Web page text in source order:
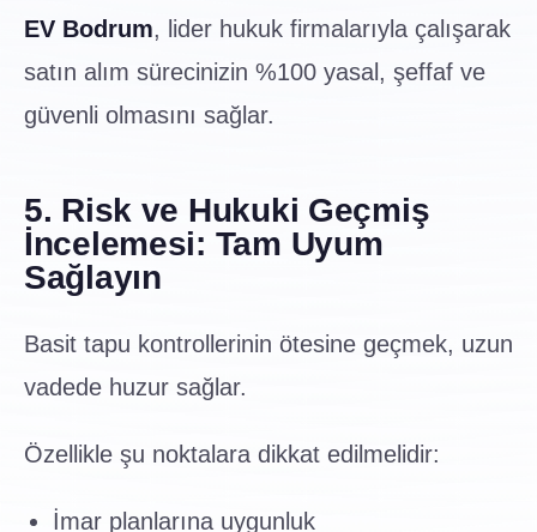
EV Bodrum, lider hukuk firmalarıyla çalışarak
satın alım sürecinizin %100 yasal, şeffaf ve
güvenli olmasını sağlar.
5. Risk ve Hukuki Geçmiş
İncelemesi: Tam Uyum
Sağlayın
Basit tapu kontrollerinin ötesine geçmek, uzun
vadede huzur sağlar.
Özellikle şu noktalara dikkat edilmelidir:
İmar planlarına uygunluk